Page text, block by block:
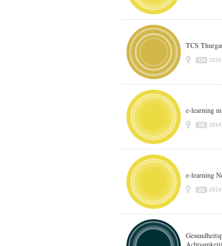
TCS
CH 2016
e-learning
DE 2014
e-learning
DE 2014